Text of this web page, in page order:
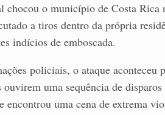
chocou o município de Costa Rica
a tiros dentro da própria
indícios de emboscada.
policiais, o ataque
ouvirem uma sequência de
encontrou uma cena de extrema